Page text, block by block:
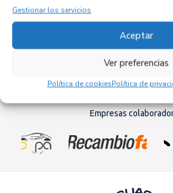
Gestionar los servicios
Aceptar
Ver preferencias
Política de cookiesPolítica de
Referencia OEM: 5U3Q-9K546-AA
Empresas